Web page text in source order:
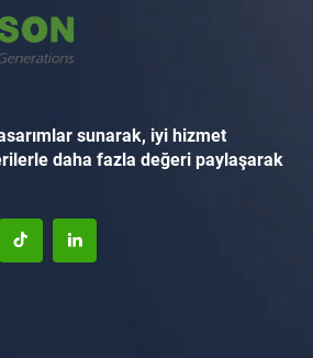
sunarak, iyi hizmet
daha fazla değeri paylaşarak